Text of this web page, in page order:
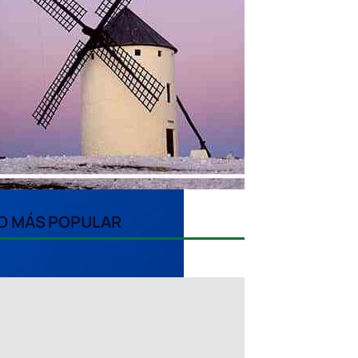
MÁS POPULAR